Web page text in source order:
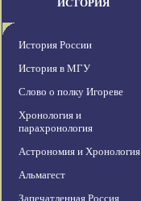
ИСТОРИЯ
История России
История в МГУ
Слово о полку Игореве
Хронология и
парахронология
Астрономия и Хронология
Альмагест
Запечатленная Россия